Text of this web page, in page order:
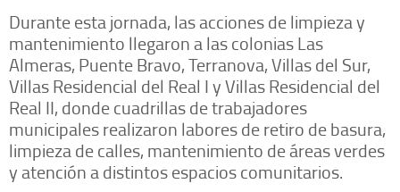
Durante esta jornada, las acciones de limpieza y
mantenimiento llegaron a las colonias Las
Almeras, Puente Bravo, Terranova, Villas del Sur,
Villas Residencial del Real I y Villas Residencial del
Real II, donde cuadrillas de trabajadores
municipales realizaron labores de retiro de basura,
limpieza de calles, mantenimiento de áreas verdes
y atención a distintos espacios comunitarios.